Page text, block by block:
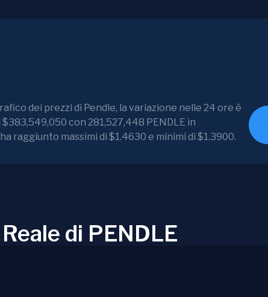
dei prezzi di Pendle, la variazione nelle 24 ore è
con 281,527,448 PENDLE in
raggiunto massimi di $1.4630 e minimi di $1.3900.
di PENDLE